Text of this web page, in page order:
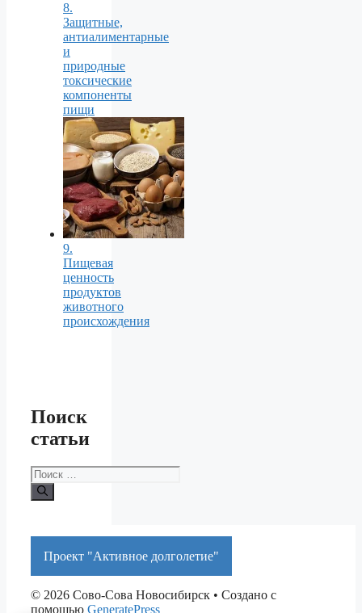
8.
Защитные,
антиалиментарные
и
природные
токсические
компоненты
пищи
9.
Пищевая
ценность
продуктов
животного
происхождения
Поиск
статьи
Поиск:
Проект "Активное долголетие"
© 2026 Сово-Сова Новосибирск • Создано с
помощью GeneratePress